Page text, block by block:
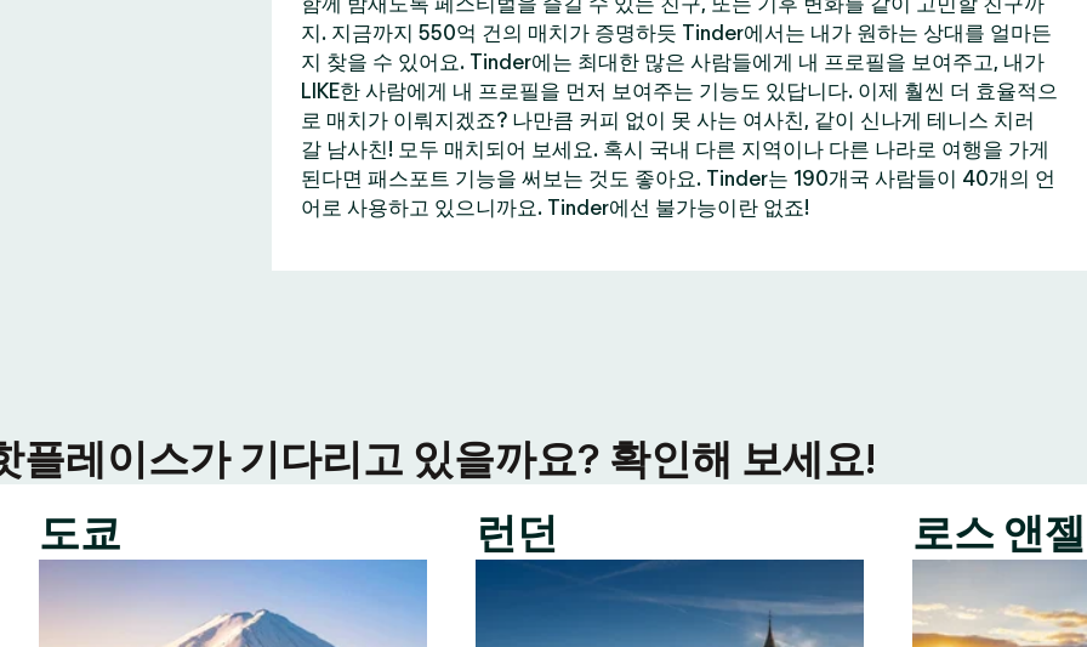
지. 지금까지 550억 건의 매치가 증명하듯 Tinder에서는 내가 원하는 상대를 얼마든
지 찾을 수 있어요. Tinder에는 최대한 많은 사람들에게 내 프로필을 보여주고, 내가
LIKE한 사람에게 내 프로필을 먼저 보여주는 기능도 있답니다. 이제 훨씬 더 효율적으
로 매치가 이뤄지겠죠? 나만큼 커피 없이 못 사는 여사친, 같이 신나게 테니스 치러
갈 남사친! 모두 매치되어 보세요. 혹시 국내 다른 지역이나 다른 나라로 여행을 가게
된다면 패스포트 기능을 써보는 것도 좋아요. Tinder는 190개국 사람들이 40개의 언
어로 사용하고 있으니까요. Tinder에선 불가능이란 없죠!
플레이스가 기다리고 있을까요? 확인해 보세요!
도쿄
런던 로스 앤